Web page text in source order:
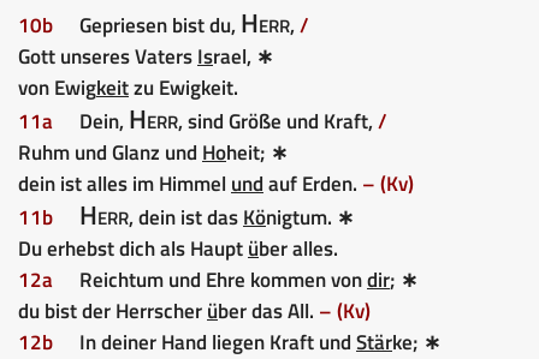
10b Gepriesen bist du, Herr,/
Gott unseres VatersIsrael, ∗
von Ewigkeitzu Ewigkeit.
11a
Dein, Herr, sind Größe und Kraft,/
Ruhm und Glanz und Hoheit; ∗
dein ist alles im Himmel undauf Erden. – (Kv)
11b
Herr, dein ist dasKönigtum. ∗
Du erhebst dich als Hauptüber alles.
12a
Reichtum und Ehre kommen vondir; ∗
du bist der Herrscherüber das All. – (Kv)
12b
In deiner Hand liegen Kraft undStärke; ∗